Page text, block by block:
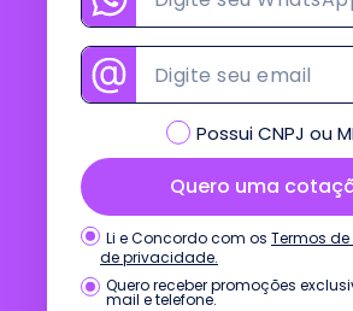
Possui CNPJ ou
Quero uma
Li e Concordo com os Termos de
de privacidade.
Quero receber promoções
mail e telefone.